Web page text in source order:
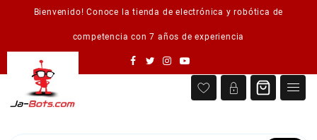
Bienvenido! Conoce la tienda de electrónica y robótica de
competencia con 7 años de experiencia